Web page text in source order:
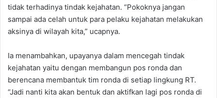
tidak terhadinya tindak kejahatan. “Pokoknya jangan
sampai ada celah untuk para pelaku kejahatan melakukan
aksinya di wilayah kita,” ucapnya.
Ia menambahkan, upayanya dalam mencegah tindak
kejahatan yaitu dengan membangun pos ronda dan
berencana membantuk tim ronda di setiap lingkung RT.
“Jadi nanti kita akan bentuk dan aktifkan lagi pos ronda di